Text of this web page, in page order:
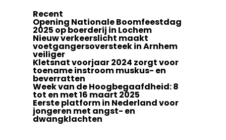
Recent
Opening Nationale Boomfeestdag
2025 op boerderij in Lochem
Nieuw verkeerslicht maakt
voetgangersoversteek in Arnhem
veiliger
Kletsnat voorjaar 2024 zorgt voor
toename instroom muskus- en
beverratten
Week van de Hoogbegaafdheid: 8
tot en met 16 maart 2025
Eerste platform in Nederland voor
jongeren met angst- en
dwangklachten